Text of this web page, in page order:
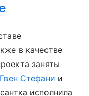
в качестве
заняты
Гвен Стефани и
исполнила